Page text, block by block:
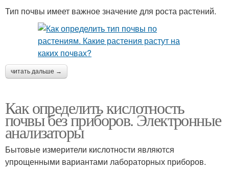
Тип почвы имеет важное значение для роста растений.
читать дальше →
Как определить кислотность
почвы без приборов. Электронные
анализаторы
Бытовые измерители кислотности являются
упрощенными вариантами лабораторных приборов.